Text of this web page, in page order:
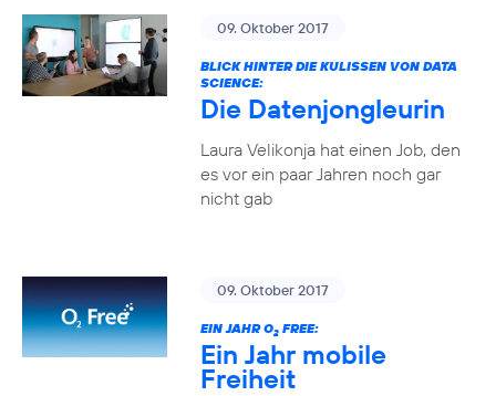
09. Oktober 2017
BLICK HINTER DIE KULISSEN VON DATA
SCIENCE:
Die Datenjongleurin
Laura Velikonja hat einen Job, den
es vor ein paar Jahren noch gar
nicht gab
09. Oktober 2017
EIN JAHR O2FREE:
Ein Jahr mobile
Freiheit